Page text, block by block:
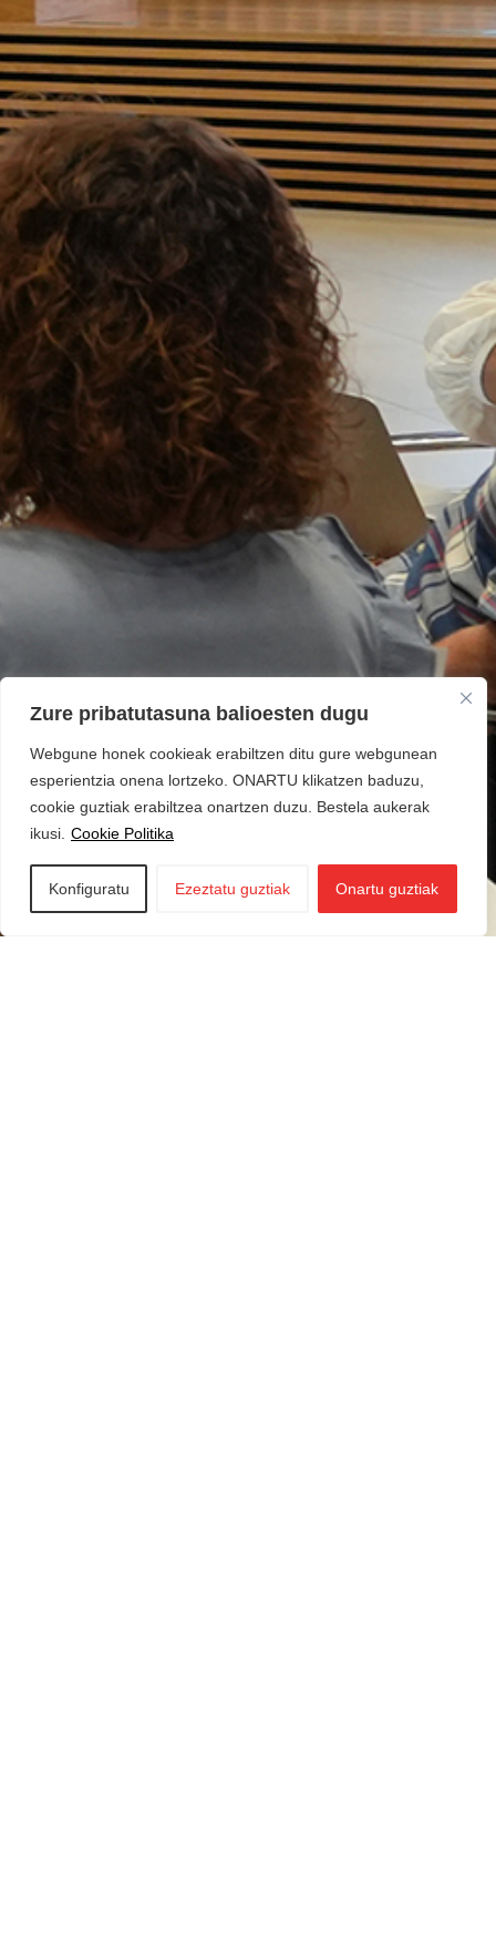
Zure pribatutasuna balioesten dugu
Webgune honek cookieak erabiltzen ditu gure webgunean
esperientzia onena lortzeko. ONARTU klikatzen baduzu,
cookie guztiak erabiltzea onartzen duzu. Bestela aukerak
ikusi. Cookie Politika
Konfiguratu Ezeztatu guztiak Onartu guztiak